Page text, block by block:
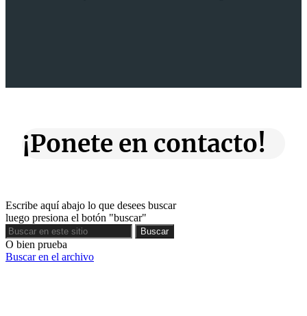
¡Ponete en contacto!
Escribe aquí abajo lo que desees buscar
luego presiona el botón "buscar"
Buscar
Buscar
O bien prueba
Buscar en el archivo